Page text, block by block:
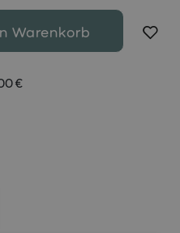
Warenkorb
€